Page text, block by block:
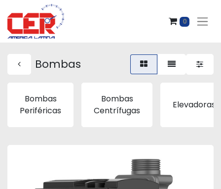
0
Bombas
Bombas
Periféricas
Bombas
Centrífugas
Elevadoras